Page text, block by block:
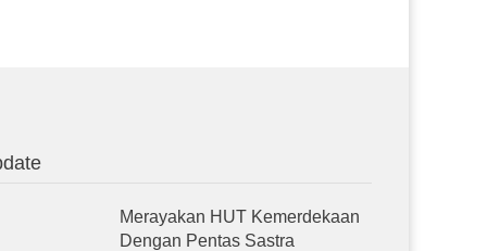
Merayakan HUT Kemerdekaan
Dengan Pentas Sastra